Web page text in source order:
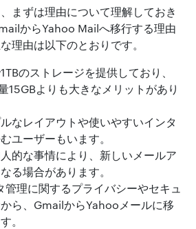
まずは理由について理解しておき
からYahoo Mailへ移行する理由
理由は以下のとおりです。
のストレージを提供しており、
15GBよりも大きなメリットがあり
なレイアウトや使いやすいインタ
ユーザーもいます。
的な事情により、新しいメールア
る場合があります。
理に関するプライバシーやセキュ
ら、GmailからYahooメールに移
。